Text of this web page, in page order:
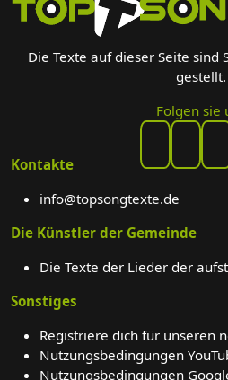
Die Texte auf dieser Seite sind
gestellt.
Folgen sie
Kontakte
info@topsongtexte.de
Die Künstler der Gemeinde
Die Texte der Lieder der
Sonstiges
Registriere dich für unseren
Nutzungsbedingungen
Nutzungsbedingungen